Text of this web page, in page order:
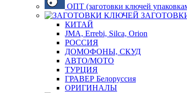
ОПТ (заготовки ключей
КИТАЙ
JMA, Errebi, Silca, Orion
РОССИЯ
ДОМОФОНЫ, СКУД
ABTO/МОТО
ТУРЦИЯ
ГРАВЕР Белоруссия
ОРИГИНАЛЫ